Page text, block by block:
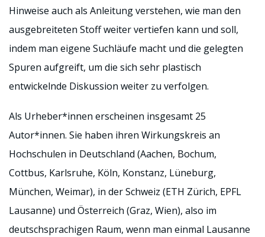
Hinweise auch als Anleitung verstehen, wie man den
ausgebreiteten Stoff weiter vertiefen kann und soll,
indem man eigene Suchläufe macht und die gelegten
Spuren aufgreift, um die sich sehr plastisch
entwickelnde Diskussion weiter zu verfolgen.
Als Urheber*innen erscheinen insgesamt 25
Autor*innen. Sie haben ihren Wirkungskreis an
Hochschulen in Deutschland (Aachen, Bochum,
Cottbus, Karlsruhe, Köln, Konstanz, Lüneburg,
München, Weimar), in der Schweiz (ETH Zürich, EPFL
Lausanne) und Österreich (Graz, Wien), also im
deutschsprachigen Raum, wenn man einmal Lausanne